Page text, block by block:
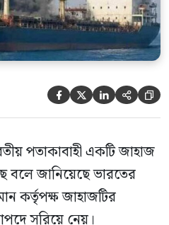
    
পতাকাবাহী একটি জাহাজ
বলে জানিয়েছে ভারতের
কর্তৃপক্ষ জাহাজটির
সরিয়ে নেয়।